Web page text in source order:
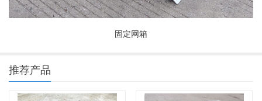
固定网箱
推荐产品